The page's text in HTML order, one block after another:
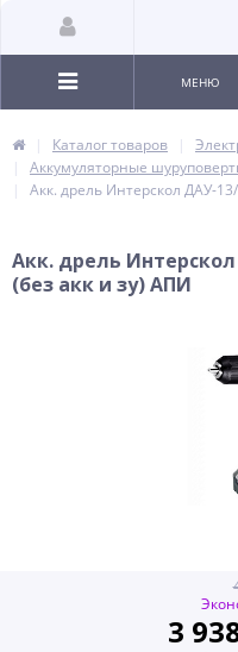
МЕНЮ
Каталог товаров
Аккумуляторные
Акк. дрель Интерскол ДАУ-
Акк. дрель
(без акк и зу) АПИ
3